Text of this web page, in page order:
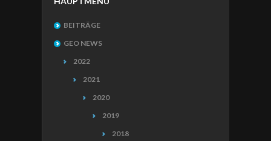
BEITRÄGE
GEO NEWS
2022
2021
2020
2019
2018